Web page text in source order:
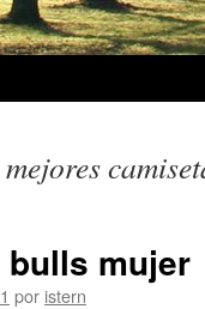
mejores
mujer
por istern